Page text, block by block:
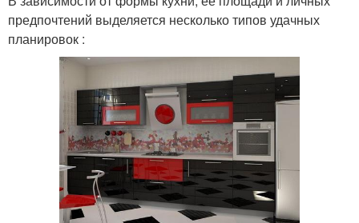
предпочтений выделяется несколько типов удачных
планировок :